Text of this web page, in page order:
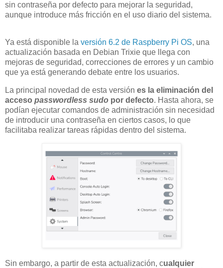
sin contraseña por defecto para mejorar la seguridad,
aunque introduce más fricción en el uso diario del sistema.
Ya está disponible la versión 6.2 de Raspberry Pi OS, una
actualización basada en Debian Trixie que llega con
mejoras de seguridad, correcciones de errores y un cambio
que ya está generando debate entre los usuarios.
La principal novedad de esta versión es la eliminación del
acceso passwordless sudo por defecto. Hasta ahora, se
podían ejecutar comandos de administración sin necesidad
de introducir una contraseña en ciertos casos, lo que
facilitaba realizar tareas rápidas dentro del sistema.
Sin embargo, a partir de esta actualización, cualquier